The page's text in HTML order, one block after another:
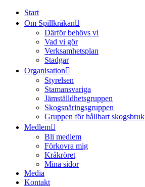
Start
Om Spillkråkan
Därför behövs vi
Vad vi gör
Verksamhetsplan
Stadgar
Organisation
Styrelsen
Stamansvariga
Jämställdhetsgruppen
Skogsnäringsgruppen
Gruppen för hållbart skogsbruk
Medlem
Bli medlem
Förkovra mig
Kråkröret
Mina sidor
Media
Kontakt